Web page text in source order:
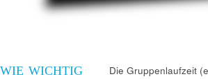
WIE WICHTIG
Die Gruppenlaufzeit